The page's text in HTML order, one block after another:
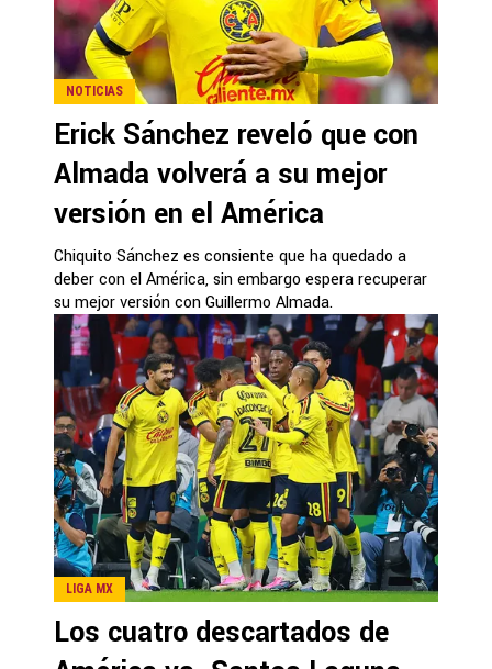
NOTICIAS
Erick Sánchez reveló que con
Almada volverá a su mejor
versión en el América
Chiquito Sánchez es consiente que ha quedado a
deber con el América, sin embargo espera recuperar
su mejor versión con Guillermo Almada.
LIGA MX
Los cuatro descartados de